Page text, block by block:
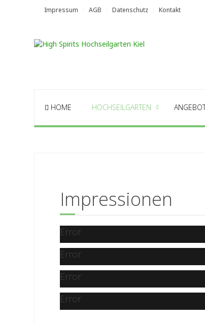
Impressum AGB Datenschutz Kontakt
HOME HOCHSEILGARTEN
Impressionen
Error
Error
Error
Error